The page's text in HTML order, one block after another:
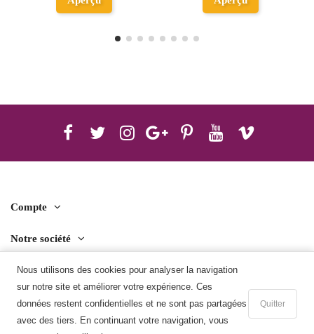
Nous utilisons des cookies pour analyser la navigation
sur notre site et améliorer votre expérience. Ces
données restent confidentielles et ne sont pas partagées
avec des tiers. En continuant votre navigation, vous
Quitter
Ajouter au panier
Compte
Notre société
Contact us
Télécharger l'application mobile